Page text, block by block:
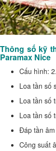
Thông số kỹ
Paramax Nice
Cấu hình:
Loa tần số
Loa tần số
Loa tần số
Đáp tần
Công suất